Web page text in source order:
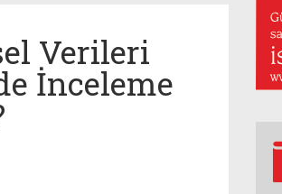
Verileri
İnceleme